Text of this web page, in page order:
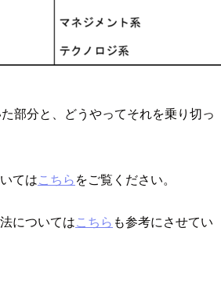
部分と、どうやってそれを乗り切っ
てはこちらをご覧ください。
についてはこちら も参考にさせてい